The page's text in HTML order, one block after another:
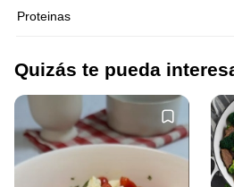
Proteinas
Quizás te pueda